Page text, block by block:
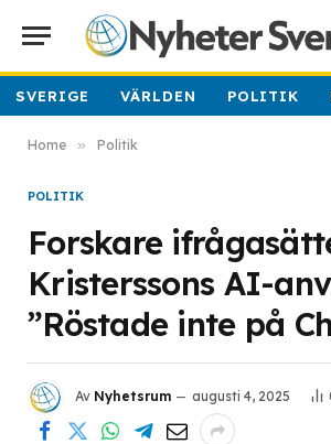
SVERIGE VÄRLDEN POLITIK
Home » Politik
POLITIK
Forskare
Kristerssons AI-
”Röstade inte på
Av Nyhetsrum augusti 4, 2025